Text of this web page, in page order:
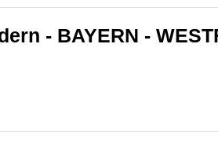
- BAYERN -